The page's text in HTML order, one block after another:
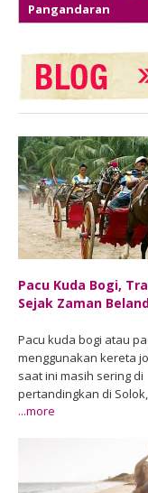
Pangandaran
Pacu Kuda Bogi,
Sejak Zaman
Pacu kuda bogi atau
menggunakan kereta
saat ini masih sering di
pertandingkan di
Barat. Meski
yang masih memiliki
seperti Sawahlunto,
Solok, Agam,
...more